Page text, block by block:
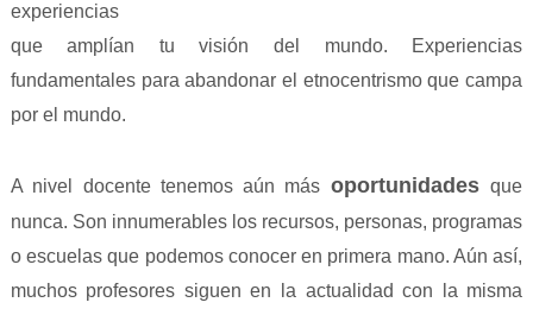
experiencias
que amplían tu visión del mundo. Experiencias
fundamentales para abandonar el etnocentrismo que campa
por el mundo.
A nivel docente tenemos aún más oportunidadesque
nunca. Son innumerables los recursos, personas, programas
o escuelas que podemos conocer en primera mano. Aún así,
muchos profesores siguen en la actualidad con la misma